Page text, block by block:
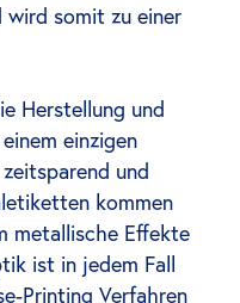
somit zu einer
Herstellung und
einzigen
und
kommen
metallische Effekte
ist in jedem Fall
Printing Verfahren